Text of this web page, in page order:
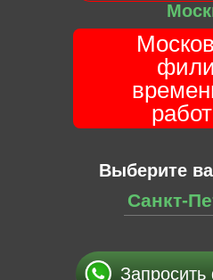
Выберите